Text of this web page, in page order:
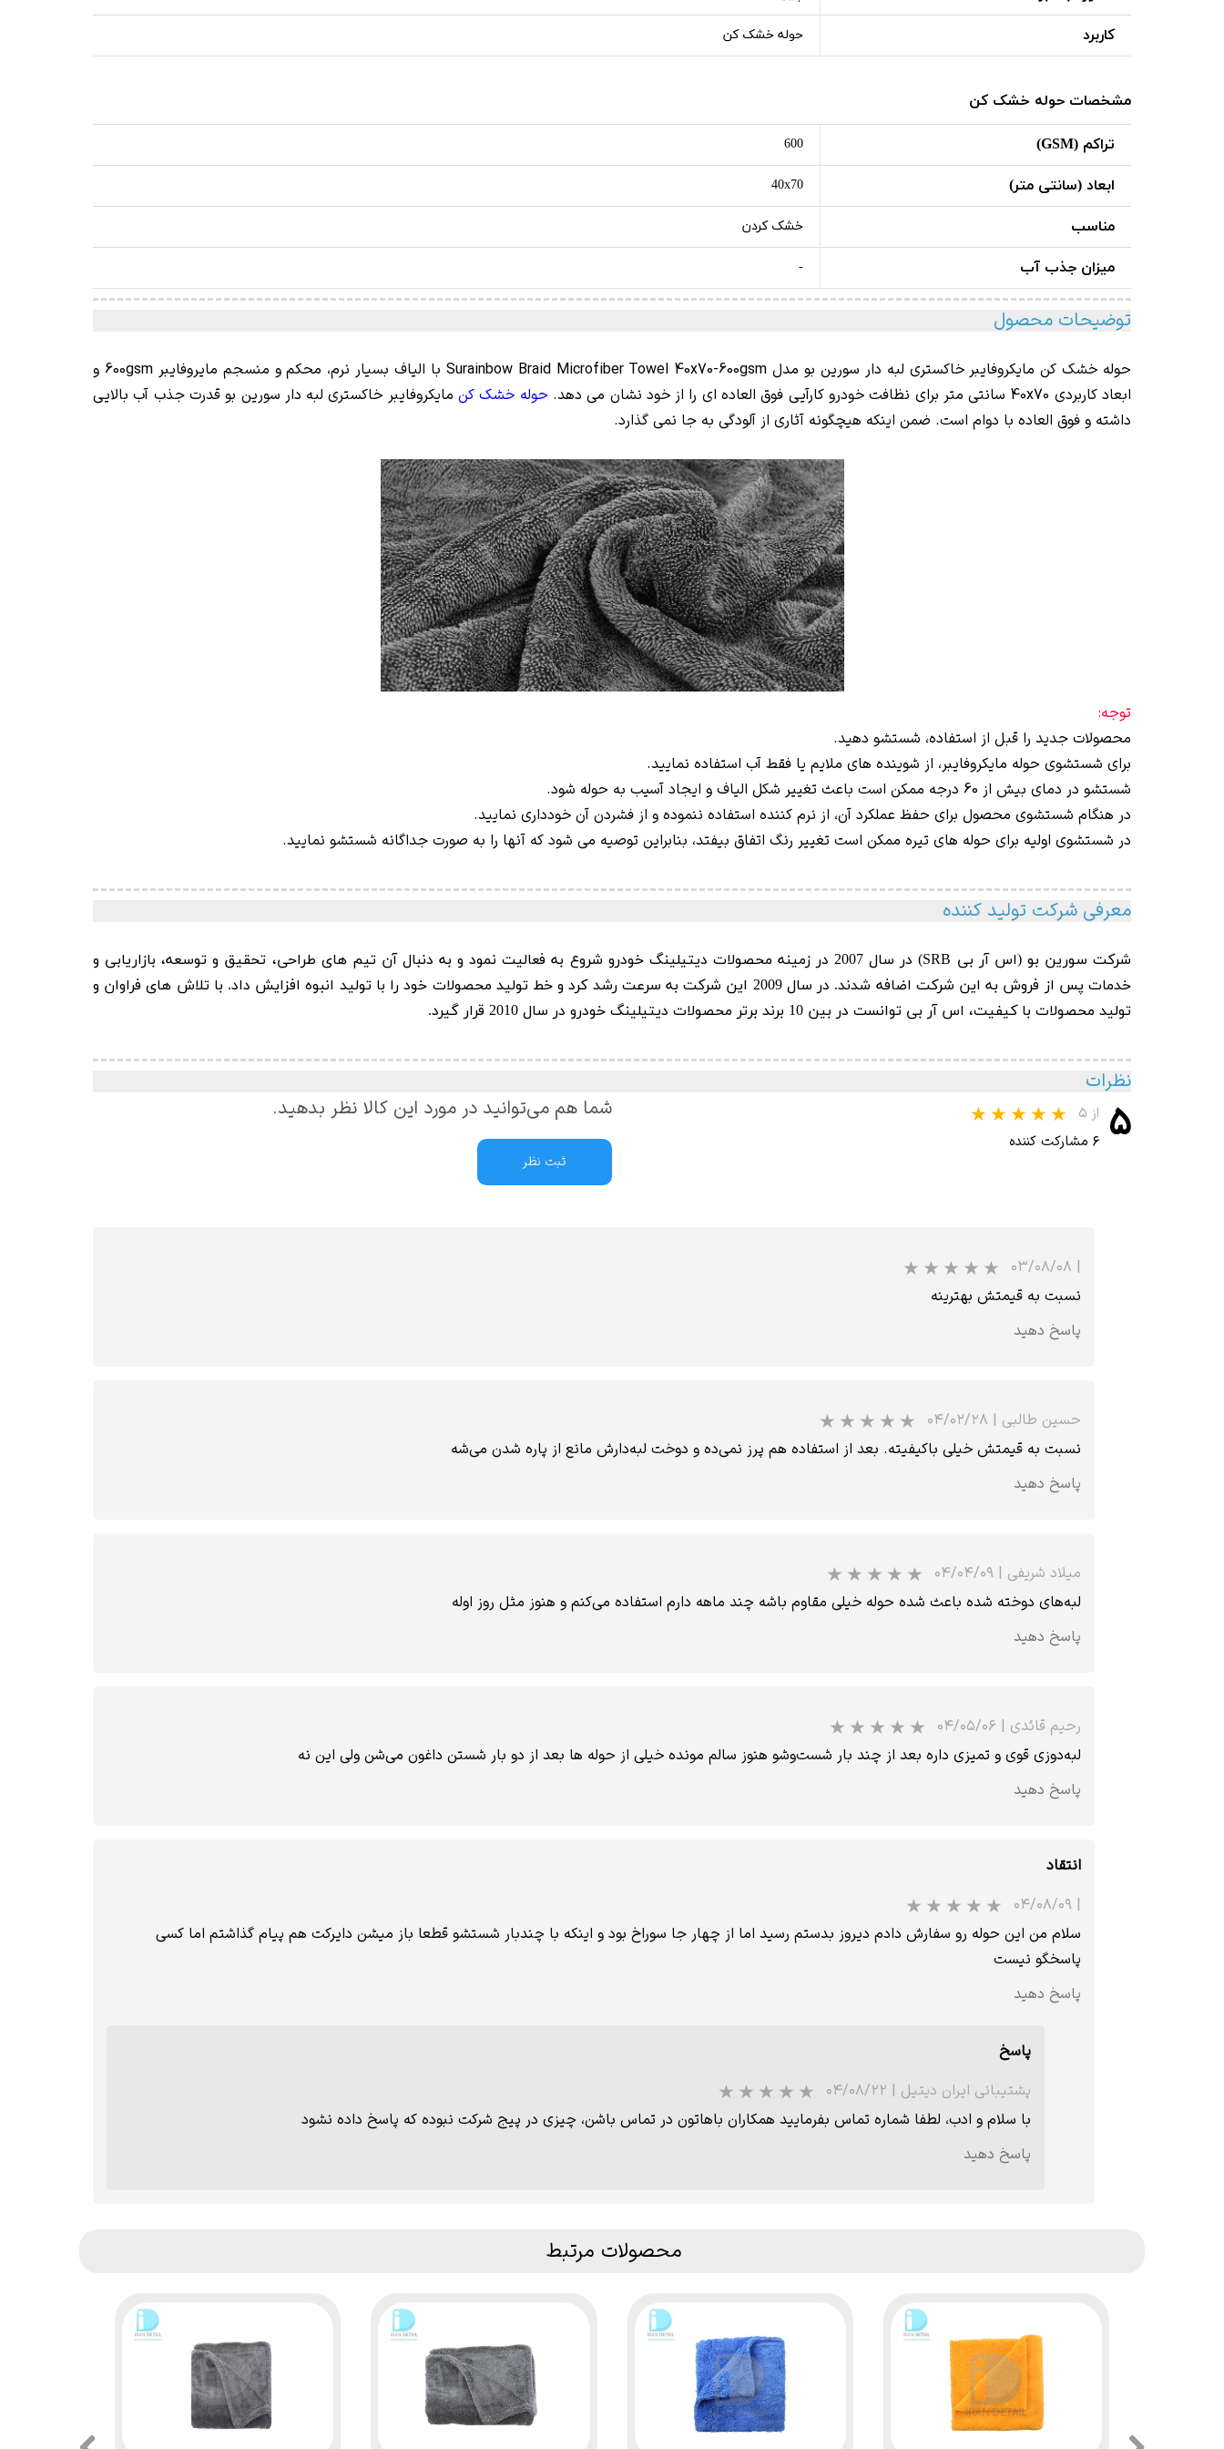
کاربرد حوله خشک کن
مشخصات حوله خشک کن
تراکم (GSM) 600
ابعاد (سانتی متر) 40x70
مناسب خشک کردن
میزان جذب آب -
توضیحات محصول
حوله خشک کن مايكروفايبر خاکستری لبه دار سورین بو مدل Surainbow Braid Microfiber Towel
40x70-600gsm با الیاف بسیار نرم، محکم و منسجم مایروفایبر 600gsm و
ابعاد کاربردی 40x70 سانتی متر برای نظافت خودرو کارآیی فوق العاده ای را از خود نشان می دهد.
حوله خشک کن مايكروفايبر خاکستری لبه دار سورین بو قدرت جذب آب بالایی
داشته و فوق العاده با دوام است. ضمن اینکه هیچگونه آثاری از آلودگی به جا نمی گذارد.
توجه:
محصولات جدید را قبل از استفاده، شستشو دهید.
برای شستشوی حوله مایکروفایبر، از شوینده های ملایم یا فقط آب استفاده نمایید.
شستشو در دمای بیش از 60 درجه ممکن است باعث تغییر شکل الیاف و ایجاد آسیب به حوله شود.
در هنگام شستشوی محصول برای حفظ عملکرد آن، از نرم کننده استفاده ننموده و از فشردن آن خودداری نمایید.
در شستشوی اولیه برای حوله های تیره ممکن است تغییر رنگ اتفاق بیفتد، بنابراین توصیه می شود که آنها را به صورت جداگانه شستشو نمایید.
معرفی شرکت تولید کننده
شرکت سورین بو
(اس آر بی SRB) در سال 2007 در زمینه محصولات دیتیلینگ خودرو شروع به فعالیت نمود و به دنبال آن تیم های طراحی، تحقیق و توسعه، بازاریابی و
خدمات پس از فروش به این شرکت اضافه شدند. در سال 2009 این شرکت به سرعت رشد کرد و خط تولید محصولات خود را با تولید انبوه افزایش داد. با تلاش های فراوان و
تولید محصولات با کیفیت، اس آر بی توانست در بین 10 برند برتر محصولات دیتیلینگ خودرو در سال 2010 قرار گیرد.
نظرات
۵ از ۵
۶ مشارکت کننده
شما هم می‌توانید در مورد این کالا نظر بدهید.
ثبت نظر
| ۰۳/۰۸/۰۸
نسبت به قیمتش بهترینه
پاسخ دهید
حسین طالبی | ۰۴/۰۲/۲۸
نسبت به قیمتش خیلی باکیفیته. بعد از استفاده هم پرز نمی‌ده و دوخت لبه‌دارش مانع از پاره شدن می‌شه
پاسخ دهید
میلاد شریفی | ۰۴/۰۴/۰۹
لبه‌های دوخته شده باعث شده حوله خیلی مقاوم باشه چند ماهه دارم استفاده می‌کنم و هنوز مثل روز اوله
پاسخ دهید
رحیم قائدی | ۰۴/۰۵/۰۶
لبه‌دوزی قوی و تمیزی داره بعد از چند بار شست‌وشو هنوز سالم مونده خیلی از حوله‌ ها بعد از دو بار شستن داغون می‌شن ولی این نه
پاسخ دهید
انتقاد
| ۰۴/۰۸/۰۹
سلام من این حوله رو سفارش دادم دیروز بدستم رسید اما از چهار جا سوراخ بود و اینکه با چندبار شستشو قطعا باز میشن دایرکت هم پیام گذاشتم اما کسی
پاسخگو نیست
پاسخ دهید
پاسخ
پشتیبانی ایران دیتیل | ۰۴/۰۸/۲۲
با سلام و ادب، لطفا شماره تماس بفرمایید همکاران باهاتون در تماس باشن، چیزی در پیج شرکت نبوده که پاسخ داده نشود
پاسخ دهید
محصولات مرتبط